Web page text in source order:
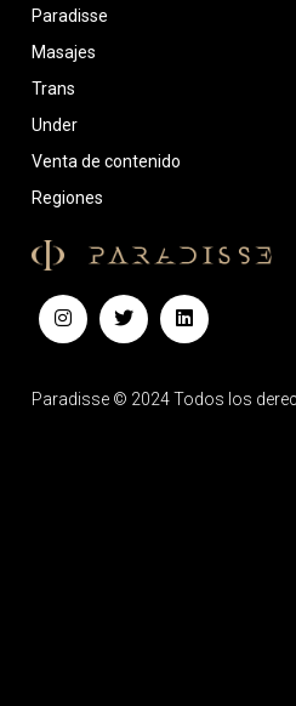
Paradisse © 2024 Todos los
Paradisse
Masajes
Trans
Under
Venta de contenido
Regiones